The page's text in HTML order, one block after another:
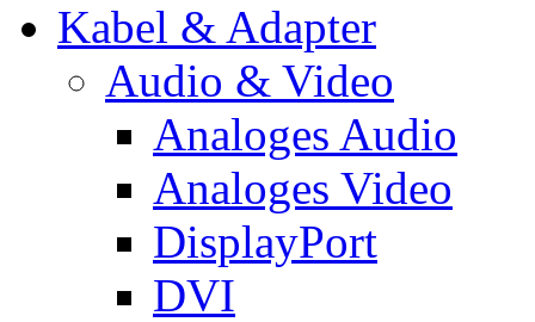
Kabel & Adapter
Audio & Video
Analoges Audio
Analoges Video
DisplayPort
DVI